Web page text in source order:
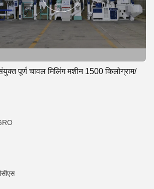
पूर्ण चावल मिलिंग मशीन 1500 किलोग्राम/